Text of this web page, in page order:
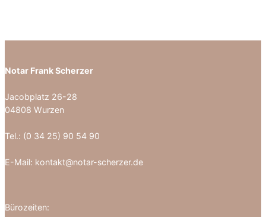
Notar Frank Scherzer
Jacobplatz 26-28
04808 Wurzen
Tel.: (0 34 25) 90 54 90
E-Mail: kontakt@notar-scherzer.de
Bürozeiten: